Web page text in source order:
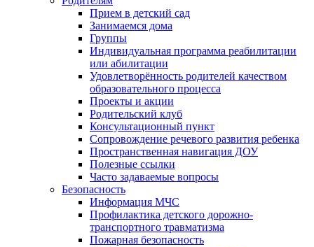
Прием в детский сад
Занимаемся дома
Группы
Индивидуальная программа реабилитации
или абилитации
Удовлетворённость родителей качеством
образовательного процесса
Проекты и акции
Родительский клуб
Консультационный пункт
Сопровождение речевого развития ребенка
Пространственная навигация ДОУ
Полезные ссылки
Часто задаваемые вопросы
Безопасность
Информация МЧС
Профилактика детского дорожно-
транспортного травматизма
Пожарная безопасность